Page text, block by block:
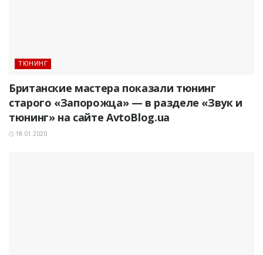
ТЮНИНГ
Британские мастера показали тюнинг
старого «Запорожца» — в разделе «Звук и
тюнинг» на сайте AvtoBlog.ua
18.01.2020